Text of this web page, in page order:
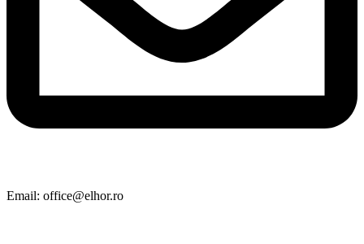
Email: office@elhor.ro